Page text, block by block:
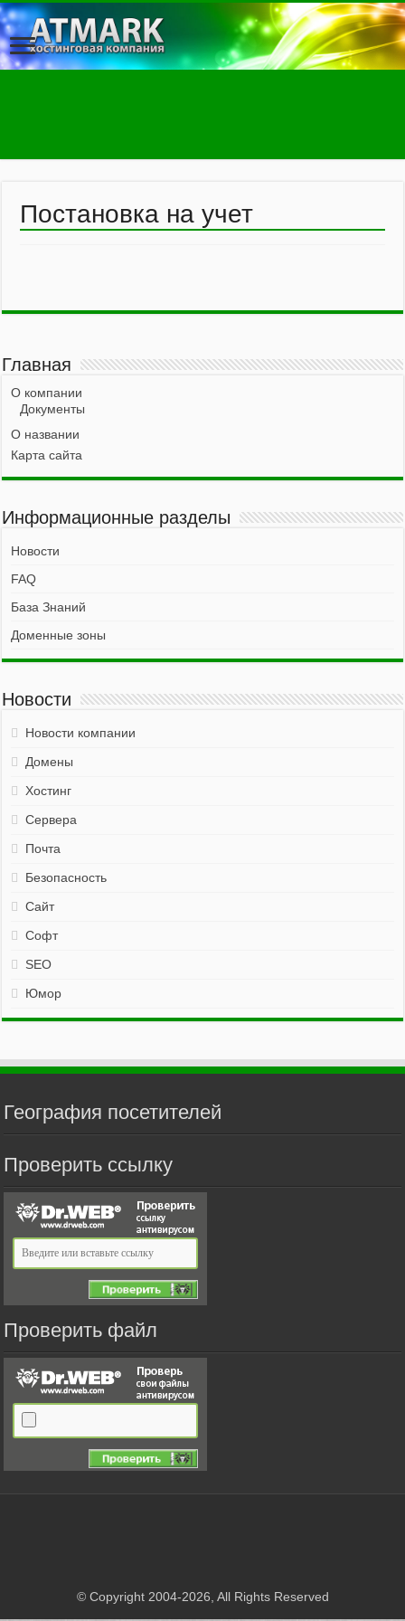
Постановка на учет
Главная
О компании
Документы
О названии
Карта сайта
Информационные разделы
Новости
FAQ
База Знаний
Доменные зоны
Новости
Новости компании
Домены
Хостинг
Сервера
Почта
Безопасность
Сайт
Софт
SEO
Юмор
География посетителей
Проверить ссылку
Проверить файл
© Copyright 2004-2026, All Rights Reserved